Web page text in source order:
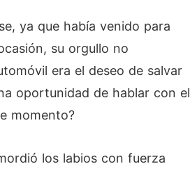
ya que había venido para
su orgullo no
era el deseo de salvar
oportunidad de hablar con el
momento?
los labios con fuerza